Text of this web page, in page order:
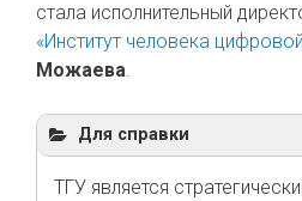
стала исполнительный
«Институт человека
Можаева.
Для справки
ТГУ является